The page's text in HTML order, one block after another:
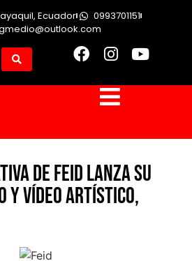
Ecuador
0993701151
de Feid lanza su
y vídeo artístico,